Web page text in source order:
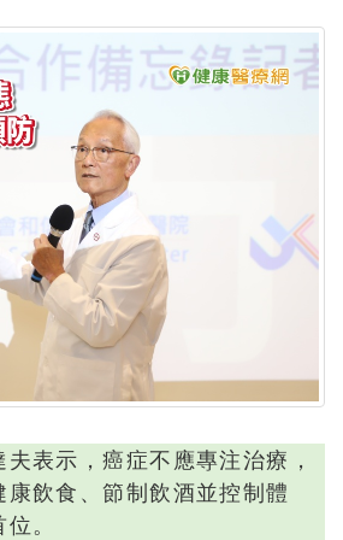
表示，癌症不應專注治療，
飲食、節制飲酒並控制體
。